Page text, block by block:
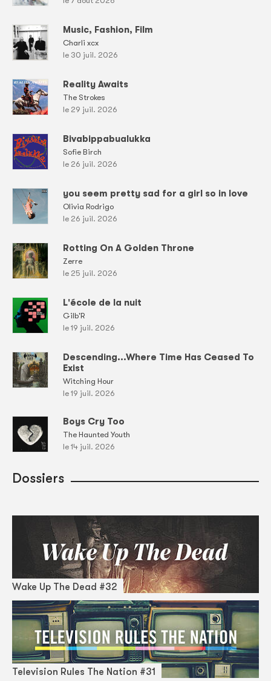
Music, Fashion, Film
Charli xcx
le 30 juil. 2026
Reality Awaits
The Strokes
le 29 juil. 2026
Bivabippabualukka
Sofie Birch
le 26 juil. 2026
you seem pretty sad for a girl so in love
Olivia Rodrigo
le 26 juil. 2026
Rotting On A Golden Throne
Zerre
le 25 juil. 2026
L'école de la nuit
Gilb'R
le 19 juil. 2026
Descending...Where Time Has Ceased To
Exist
Witching Hour
le 19 juil. 2026
Boys Cry Too
The Haunted Youth
le 14 juil. 2026
Dossiers
Wake Up The Dead #32
Television Rules The Nation #31